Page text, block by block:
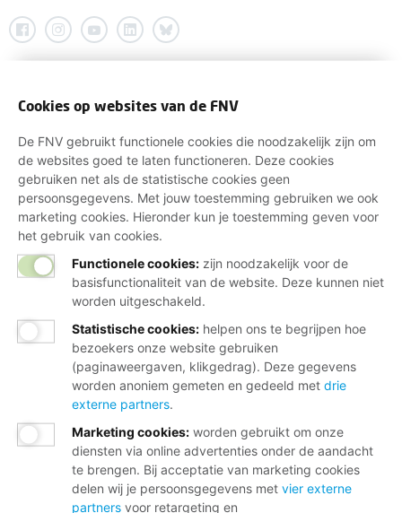
Cookies op websites van de FNV
De FNV gebruikt functionele cookies die noodzakelijk zijn om
de websites goed te laten functioneren. Deze cookies
gebruiken net als de statistische cookies geen
persoonsgegevens. Met jouw toestemming gebruiken we ook
marketing cookies. Hieronder kun je toestemming geven voor
het gebruik van cookies.
Functionele cookies: zijn noodzakelijk voor de
basisfunctionaliteit van de website. Deze kunnen niet
worden uitgeschakeld.
Statistische cookies: helpen ons te begrijpen hoe
bezoekers onze website gebruiken
(paginaweergaven, klikgedrag). Deze gegevens
worden anoniem gemeten en gedeeld met drie
externe partners.
Marketing cookies: worden gebruikt om onze
diensten via online advertenties onder de aandacht
te brengen. Bij acceptatie van marketing cookies
delen wij je persoonsgegevens met vier externe
partners voor retargeting en